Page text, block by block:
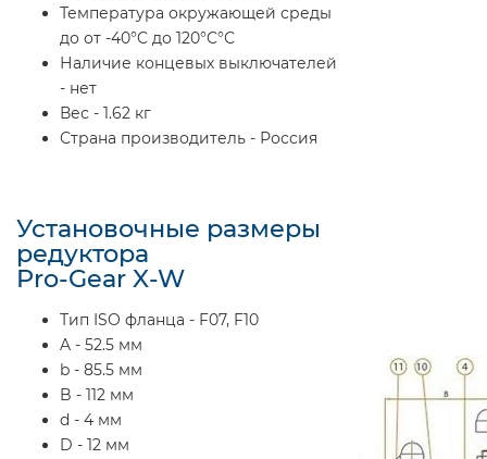
Температура окружающей среды
до от -40°C до 120°C°С
Наличие концевых выключателей
- нет
Вес - 1.62 кг
Страна производитель - Россия
Установочные размеры
редуктора
Pro-Gear X-W
Тип ISO фланца - F07, F10
A - 52.5 мм
b - 85.5 мм
B - 112 мм
d - 4 мм
D - 12 мм